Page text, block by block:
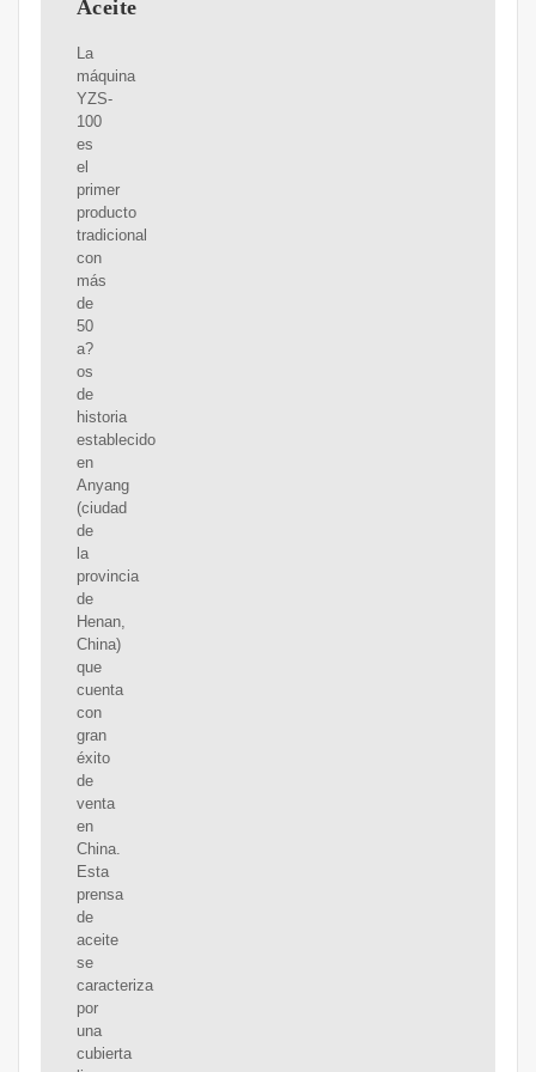
Aceite
La
máquina
YZS-
100
es
el
primer
producto
tradicional
con
más
de
50
a?
os
de
historia
establecido
en
Anyang
(ciudad
de
la
provincia
de
Henan,
China)
que
cuenta
con
gran
éxito
de
venta
en
China.
Esta
prensa
de
aceite
se
caracteriza
por
una
cubierta